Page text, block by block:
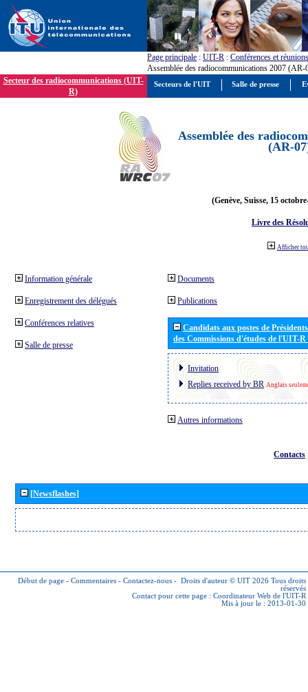
Page principale : UIT-R : Conférences et réunions
Assemblée des radiocommunications 2007 (AR-
Secteur des radiocommunications (UIT-
R)
Assemblée des
(AR-
(Genève, Suisse, 15
Livre des
Afficher
Information générale
Enregistrement des délégués
Conférences relatives
Salle de presse
Documents
Publications
Candidats aux postes de
des Commissions d'études de l'UIT-
Invitation
Replies received by BR Anglais
Autres informations
Contacts
[Newsflashes]
Début de page - Commentaires - Contactez-nous - Droits d'auteur © UIT 2026 Tous droits
réservés
Contact pour cette page : Coordinateur Web de l'UIT-R
Mis à jour le : 2013-01-30
Secteurs de l'UIT Salle de presse